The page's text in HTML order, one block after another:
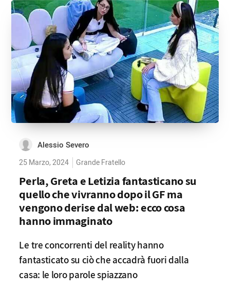
Alessio Severo
25 Marzo, 2024 Grande Fratello
Perla, Greta e Letizia fantasticano su
quello che vivranno dopo il GF ma
vengono derise dal web: ecco cosa
hanno immaginato
Le tre concorrenti del reality hanno
fantasticato su ciò che accadrà fuori dalla
casa: le loro parole spiazzano